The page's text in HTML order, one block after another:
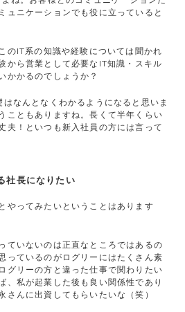
ュニケーションでも役に立っていると
のIT系の知識や経験については聞かれ
から営業として必要なIT知識・スキル
かかるのでしょうか？
はなんとなくわかるようになると思いま
こともありますね。長くて半年くらい
夫！といつも新入社員の方には言って
社長になりたい
やってみたいということはあります
ていないのは正直なところではあるの
っているのがログリーにはたくさん素
グリーの方と違った仕事で関わりたい
、私が起業した後も良い関係性であり
さんに出資してもらいたいな（笑）